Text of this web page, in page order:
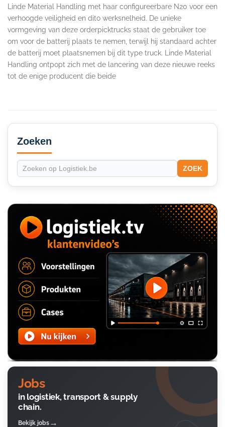
Linde Material Handling met haar configureerbare N20 voor een
verhoogde veiligheid en dito werksnelheid. De unieke
vormgeving van deze orderpicktrucks staat de gebruiker toe
om voor de batterij plaats te nemen, terwijl hij standaard achter
de batterij moet plaatsnemen bij dit type truck. Linde Material
Handling ontpopt zich met de lancering van deze nieuwe reeks
tot de enige producent die beide
Secondary
Sidebar
Zoeken
ZOEK
Jobs
in logistiek, transport & supply
chain.
Bekijk jobs